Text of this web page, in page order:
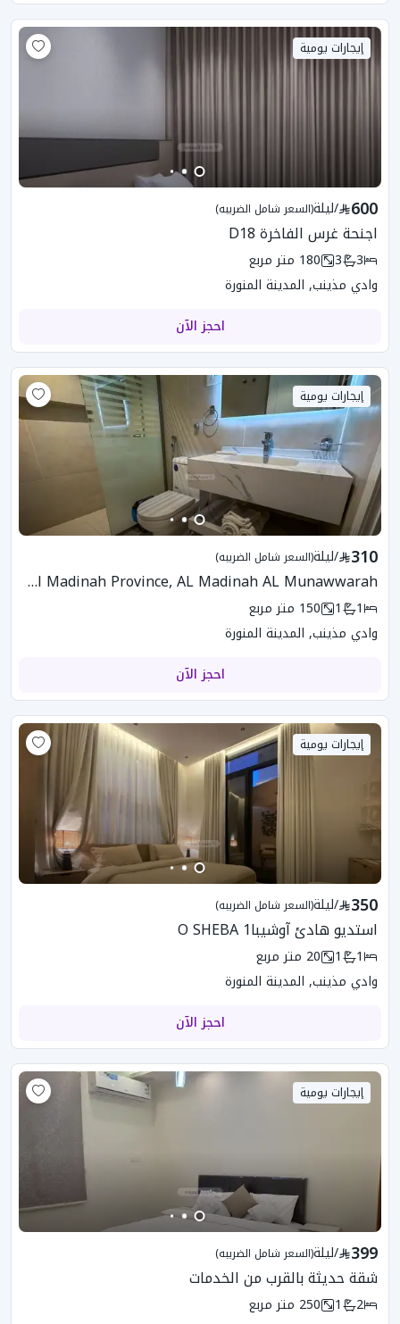
إيجارات يومية
600
/ليلة(السعر شامل الضريبه)
اجنحة غرس الفاخرة D18
3
3
180 متر مربع
وادي مذينب, المدينة المنورة
احجز الآن
إيجارات يومية
310
/ليلة(السعر شامل الضريبه)
CMR-567 Apartment In Al Madinah Province, AL Madinah AL Munawwarah
1
1
150 متر مربع
وادي مذينب, المدينة المنورة
احجز الآن
إيجارات يومية
350
/ليلة(السعر شامل الضريبه)
استديو هادئ آوشيبا1 O SHEBA
1
1
20 متر مربع
وادي مذينب, المدينة المنورة
احجز الآن
إيجارات يومية
399
/ليلة(السعر شامل الضريبه)
شقة حديثة بالقرب من الخدمات
2
1
250 متر مربع